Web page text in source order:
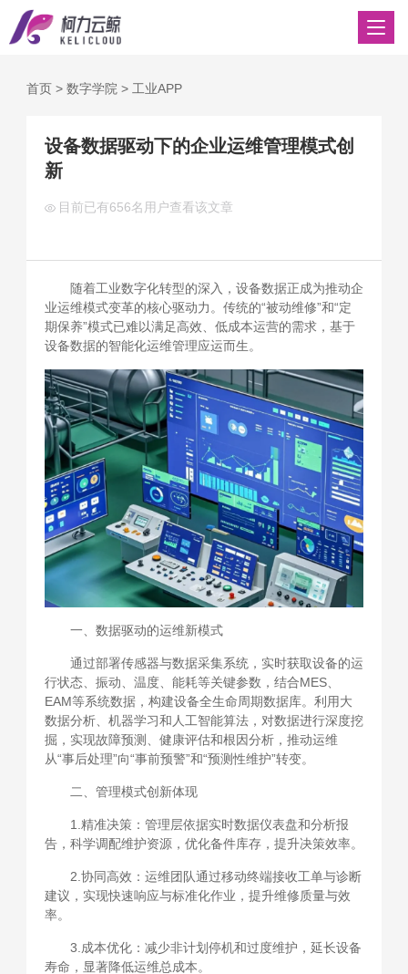
首页> 数字学院 > 工业APP
设备数据驱动下的企业运维管理模式创
新
目前已有656名用户查看该文章
随着工业数字化转型的深入，设备数据正成为推动企
业运维模式变革的核心驱动力。传统的“被动维修”和“定
期保养”模式已难以满足高效、低成本运营的需求，基于
设备数据的智能化运维管理应运而生。
一、数据驱动的运维新模式
通过部署传感器与数据采集系统，实时获取设备的运
行状态、振动、温度、能耗等关键参数，结合MES、
EAM等系统数据，构建设备全生命周期数据库。利用大
数据分析、机器学习和人工智能算法，对数据进行深度挖
掘，实现故障预测、健康评估和根因分析，推动运维
从“事后处理”向“事前预警”和“预测性维护”转变。
二、管理模式创新体现
1.精准决策：管理层依据实时数据仪表盘和分析报
告，科学调配维护资源，优化备件库存，提升决策效率。
2.协同高效：运维团队通过移动终端接收工单与诊断
建议，实现快速响应与标准化作业，提升维修质量与效
率。
3.成本优化：减少非计划停机和过度维护，延长设备
寿命，显著降低运维总成本。